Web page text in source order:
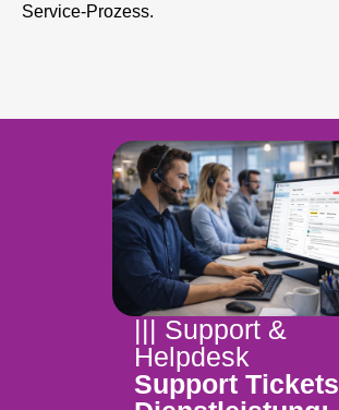
Service-Prozess.
||| Support &
Helpdesk
Support Tickets